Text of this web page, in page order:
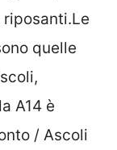
quelle
A14 è
/ Ascoli